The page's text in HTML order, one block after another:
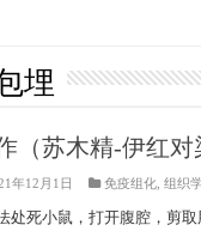
埋
（苏木精-伊红
年12月1日 免疫组化 组织
处死小鼠，打开腹腔，剪